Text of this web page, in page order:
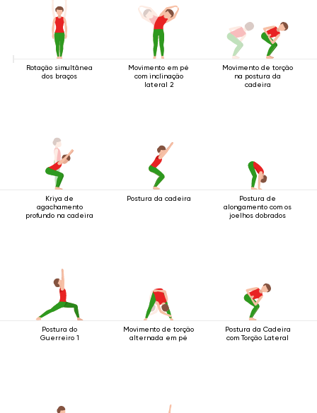
Rotação simultânea
dos braços
Movimento em pé
com inclinação
lateral 2
Movimento de torção
na postura da
cadeira
Kriya de
agachamento
profundo na cadeira
Postura da cadeira
Postura de
alongamento com os
joelhos dobrados
Postura do
Guerreiro 1
Movimento de torção
alternada em pé
Postura da Cadeira
com Torção Lateral